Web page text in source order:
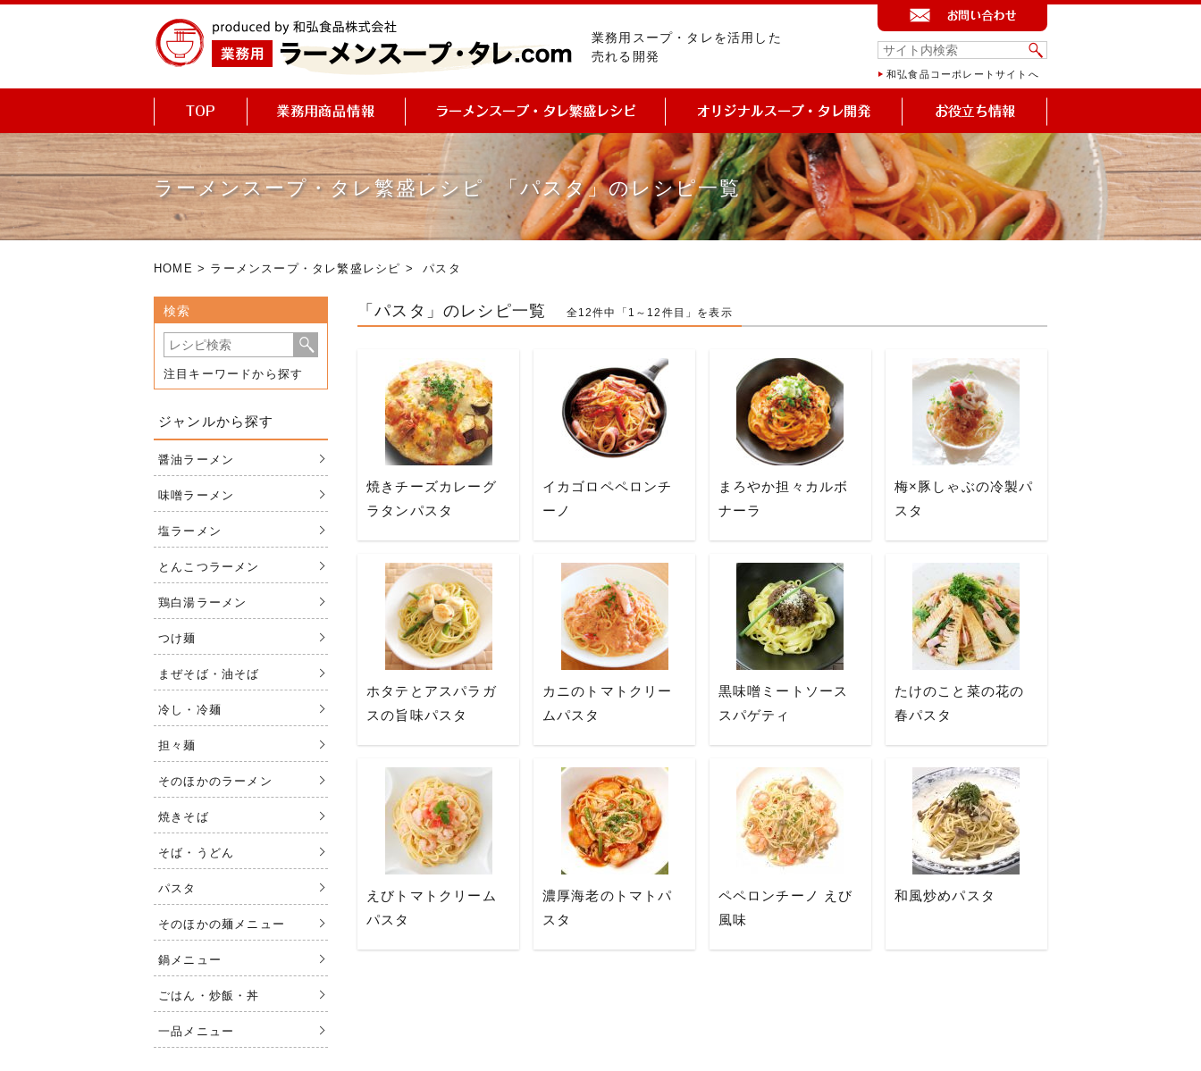
業務用スープ・タレを活用した
売れる開発
和弘食品コーポレートサイトへ
ラーメンスープ・タレ繁盛レシピ 「パスタ」のレシピ一覧
HOME > ラーメンスープ・タレ繁盛レシピ > パスタ
「パスタ」のレシピ一覧 全12件中「1～12件目」を表示
焼きチーズカレーグ
ラタンパスタ
イカゴロペペロンチ
ーノ
まろやか担々カルボ
ナーラ
梅×豚しゃぶの冷製パ
スタ
ホタテとアスパラガ
スの旨味パスタ
カニのトマトクリー
ムパスタ
黒味噌ミートソース
スパゲティ
たけのこと菜の花の
春パスタ
えびトマトクリーム
パスタ
濃厚海老のトマトパ
スタ
ペペロンチーノ えび
風味
和風炒めパスタ
検索
注目キーワードから探す
ジャンルから探す
醤油ラーメン
味噌ラーメン
塩ラーメン
とんこつラーメン
鶏白湯ラーメン
つけ麺
まぜそば・油そば
冷し・冷麺
担々麺
そのほかのラーメン
焼きそば
そば・うどん
パスタ
そのほかの麺メニュー
鍋メニュー
ごはん・炒飯・丼
一品メニュー